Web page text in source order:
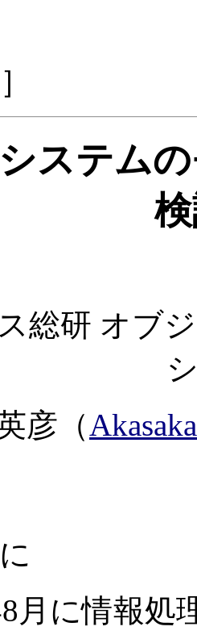
ステム
総研 オブ
彦（
月に情報処